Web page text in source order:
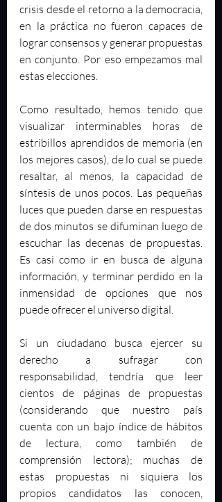
crisis desde el retorno a la democracia,
en la práctica no fueron capaces de
lograr consensos y generar propuestas
en conjunto. Por eso empezamos mal
estas elecciones.
Como resultado, hemos tenido que
visualizar interminables horas de
estribillos aprendidos de memoria (en
los mejores casos), de lo cual se puede
resaltar, al menos, la capacidad de
síntesis de unos pocos. Las pequeñas
luces que pueden darse en respuestas
de dos minutos se difuminan luego de
escuchar las decenas de propuestas.
Es casi como ir en busca de alguna
información, y terminar perdido en la
inmensidad de opciones que nos
puede ofrecer el universo digital.
Si un ciudadano busca ejercer su
derecho a sufragar con
responsabilidad, tendría que leer
cientos de páginas de propuestas
(considerando que nuestro país
cuenta con un bajo índice de hábitos
de lectura, como también de
comprensión lectora); muchas de
estas propuestas ni siquiera los
propios candidatos las conocen,